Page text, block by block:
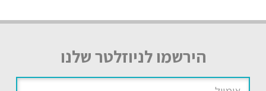
הירשמו לניוזלטר שלנו